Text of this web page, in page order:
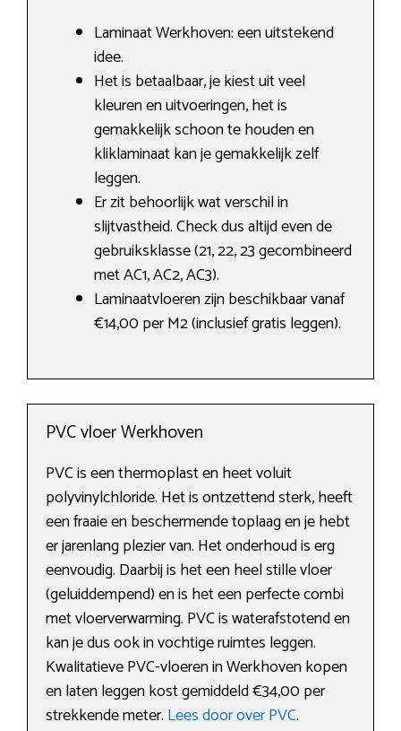
Laminaat Werkhoven: een uitstekend
idee.
Het is betaalbaar, je kiest uit veel
kleuren en uitvoeringen, het is
gemakkelijk schoon te houden en
kliklaminaat kan je gemakkelijk zelf
leggen.
Er zit behoorlijk wat verschil in
slijtvastheid. Check dus altijd even de
gebruiksklasse (21, 22, 23 gecombineerd
met AC1, AC2, AC3).
Laminaatvloeren zijn beschikbaar vanaf
€14,00 per M2 (inclusief gratis leggen).
PVC vloer Werkhoven
PVC is een thermoplast en heet voluit
polyvinylchloride. Het is ontzettend sterk, heeft
een fraaie en beschermende toplaag en je hebt
er jarenlang plezier van. Het onderhoud is erg
eenvoudig. Daarbij is het een heel stille vloer
(geluiddempend) en is het een perfecte combi
met vloerverwarming. PVC is waterafstotend en
kan je dus ook in vochtige ruimtes leggen.
Kwalitatieve PVC-vloeren in Werkhoven kopen
en laten leggen kost gemiddeld €34,00 per
strekkende meter. Lees door over PVC.